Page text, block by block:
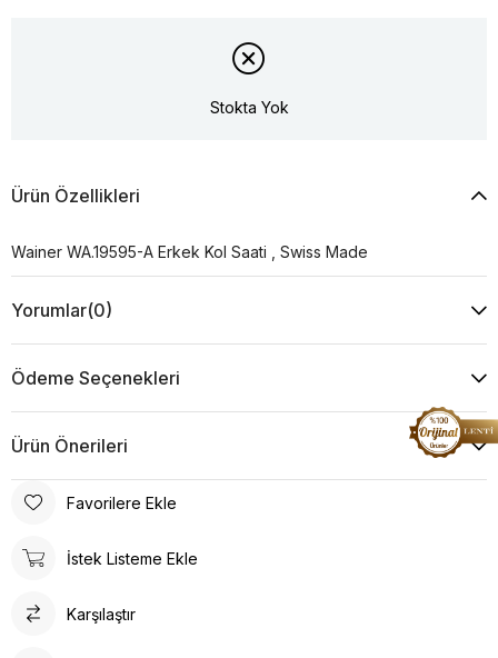
Stokta Yok
Ürün Özellikleri
Wainer WA.19595-A Erkek Kol Saati , Swiss Made
Yorumlar(0)
Ödeme Seçenekleri
Ürün Önerileri
Favorilere Ekle
İstek Listeme Ekle
Karşılaştır